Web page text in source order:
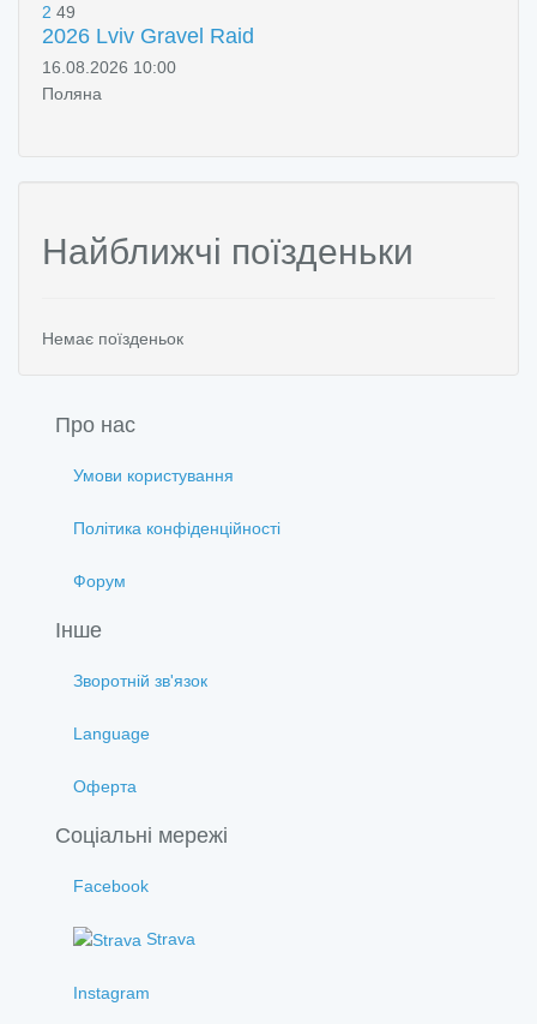
2 49
2026 Lviv Gravel Raid
16.08.2026 10:00
Поляна
Найближчі поїзденьки
Немає поїзденьок
Про нас
Умови користування
Політика конфіденційності
Форум
Інше
Зворотній зв'язок
Language
Оферта
Соціальні мережі
Facebook
Strava
Instagram